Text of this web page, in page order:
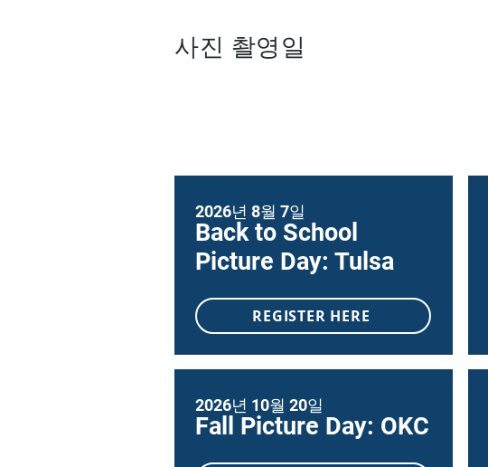
사진 촬영일
2026년 8월 7일
Back to School
Picture Day: Tulsa
REGISTER HERE
2026년 10월 20일
Fall Picture Day: OKC